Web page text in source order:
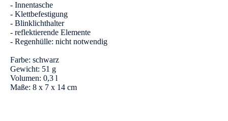
- Innentasche
- Klettbefestigung
- Blinklichthalter
- reflektierende Elemente
- Regenhülle: nicht notwendig
Farbe: schwarz
Gewicht: 51 g
Volumen: 0,3 l
Maße: 8 x 7 x 14 cm